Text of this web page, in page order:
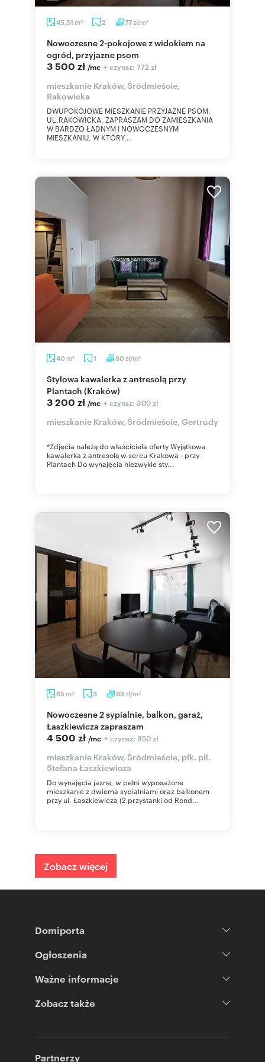
45,51 m2 2 77zł/m2
Nowoczesne 2-pokojowe z widokiem na
ogród, przyjazne psom
3 500 zł /mc + czynsz: 772 zł
mieszkanie Kraków, Śródmieście,
Rakowicka
DWUPOKOJOWE MIESZKANIE PRZYJAZNE PSOM.
UL.RAKOWICKA. ZAPRASZAM DO ZAMIESZKANIA
W BARDZO ŁADNYM I NOWOCZESNYM
MIESZKANIU, W KTÓRY...
40 m2 1 80zł/m2
Stylowa kawalerka z antresolą przy
Plantach (Kraków)
3 200 zł /mc + czynsz: 300 zł
mieszkanie Kraków, Śródmieście, Gertrudy
*Zdjęcia należą do właściciela oferty Wyjątkowa
kawalerka z antresolą w sercu Krakowa - przy
Plantach Do wynajęcia niezwykle sty...
65 m2 3 69zł/m2
Nowoczesne 2 sypialnie, balkon, garaż,
Łaszkiewicza zapraszam
4 500 zł /mc + czynsz: 850 zł
mieszkanie Kraków, Śródmieście, płk. pil.
Stefana Łaszkiewicza
Do wynajęcia jasne, w pełni wyposażone
mieszkanie z dwiema sypialniami oraz balkonem
przy ul. Łaszkiewicza (2 przystanki od Rond...
Zobacz więcej
Domiporta
Ogłoszenia
Ważne informacje
Zobacz także
Partnerzy